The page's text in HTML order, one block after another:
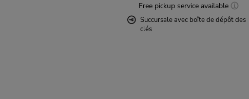
Free pickup service available
Succursale avec boîte de dépôt des
clés